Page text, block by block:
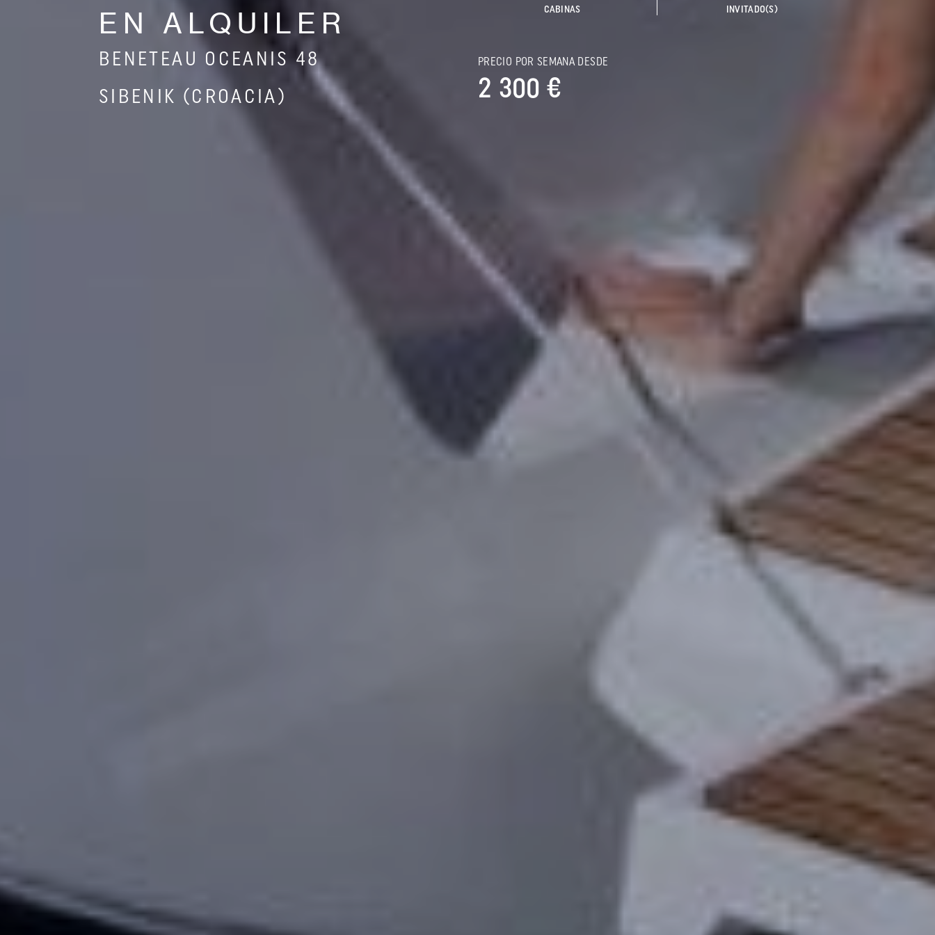
EN ALQUILER
BENETEAU OCEANIS 48
SIBENIK (CROACIA)
CABINAS INVITADO(S)
PRECIO POR SEMANA DESDE
2 300 €